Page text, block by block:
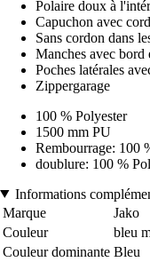
Polaire doux à
Capuchon avec
Sans cordon dans
Manches avec bord
Poches latérales
Zippergarage
100 % Polyester
1500 mm PU
Rembourrage: 100
doublure: 100 %
Informations
Marque
Jako
Couleur
bleu
Couleur dominante Bleu